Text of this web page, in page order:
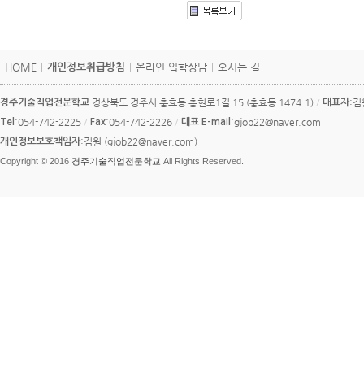
HOME 개인정보취급방침 온라인 입학상담 오시는 길
라
이
트
경주기술직업전문학교 경상북도 경주시 충효동 충현로1길 15 (충효동 1474-1) / 대표자:
Tel :054-742-2225 / Fax:054-742-2226 / 대표 E-mail :gjob22@naver.com
개인정보보호책임자:김원 (gjob22@naver.com)
Copyright © 2016 경주기술직업전문학교 All Rights Reserved.